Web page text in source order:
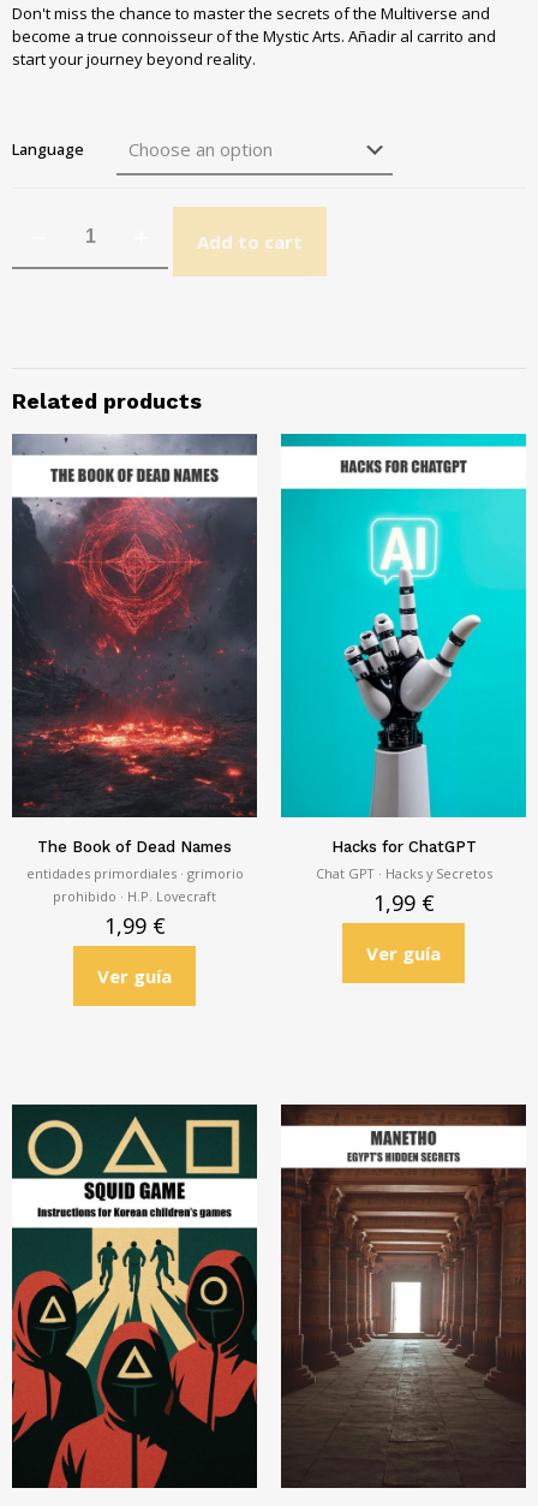
Don't miss the chance to master the secrets of the Multiverse and
become a true connoisseur of the Mystic Arts. Añadir al carrito and
start your journey beyond reality.
Language
Add to cart
Related products
The Book of Dead Names
entidades primordiales · grimorio
prohibido · H.P. Lovecraft
1,99 €
Ver guía
Hacks for ChatGPT
Chat GPT · Hacks y Secretos
1,99 €
Ver guía